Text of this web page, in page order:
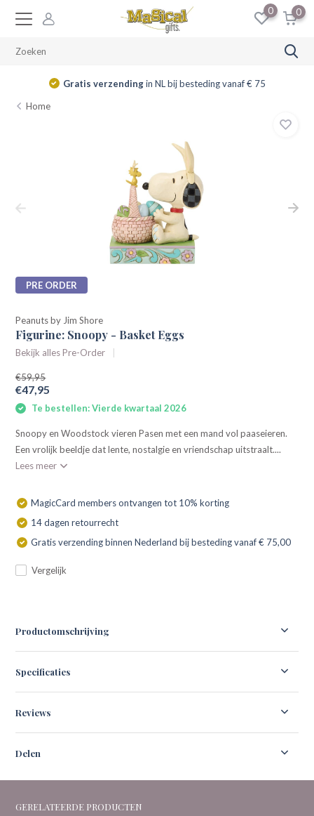
0 0
Gratis verzendingin NL bij besteding vanaf € 75
Home
PRE ORDER
Peanuts by Jim Shore
Figurine: Snoopy - Basket Eggs
Bekijk alles Pre-Order
€59,95
€47,95
Te bestellen: Vierde kwartaal 2026
Snoopy en Woodstock vieren Pasen met een mand vol paaseieren.
Een vrolijk beeldje dat lente, nostalgie en vriendschap uitstraalt....
Lees meer
MagicCard members ontvangen tot 10% korting
14 dagen retourrecht
Gratis verzending binnen Nederland bij besteding vanaf € 75,00
Vergelijk
Productomschrijving
Specificaties
Reviews
Delen
GERELATEERDE PRODUCTEN